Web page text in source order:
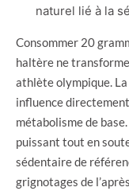
naturel lié à la
Consommer 20
haltère ne
athlète olympique.
influence
métabolisme de
puissant tout en
sédentaire de
grignotages de